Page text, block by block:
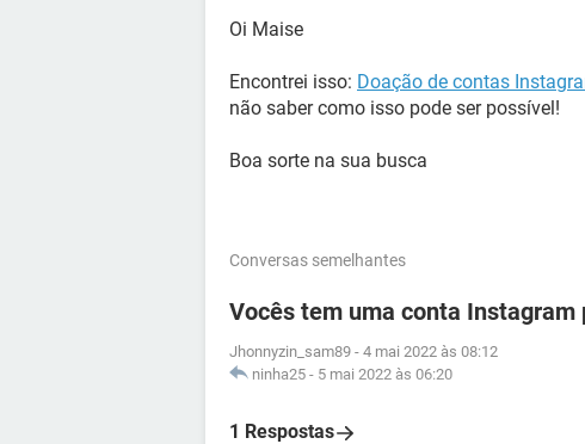
Oi Maise
Encontrei isso: Doação de contas
não saber como isso pode ser possível!
Boa sorte na sua busca
Conversas semelhantes
Vocês tem uma conta Instagram
Jhonnyzin_sam89 - 4 mai 2022 às 08:12
ninha25 - 5 mai 2022 às 06:20
1 Respostas